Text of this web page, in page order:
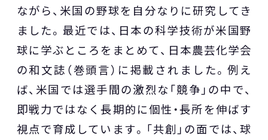
ながら、米国の野球を自分なりに研究してき
ました。最近では、日本の科学技術が米国野
球に学ぶところをまとめて、日本農芸化学会
の和文誌（巻頭言）に掲載されました。例え
ば、米国では選手間の激烈な「競争」の中で、
即戦力ではなく長期的に個性・長所を伸ばす
視点で育成しています。「共創」の面では、球